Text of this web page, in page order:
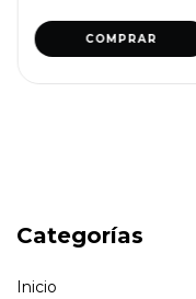
COMPRAR
Categorías
Inicio